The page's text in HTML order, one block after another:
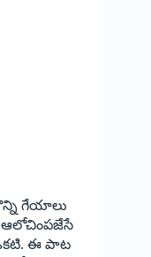
గేయాలు
ఆలోచింపజేసే
ఈ పాట